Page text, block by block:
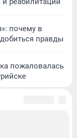
почему в
правды
пожаловалась